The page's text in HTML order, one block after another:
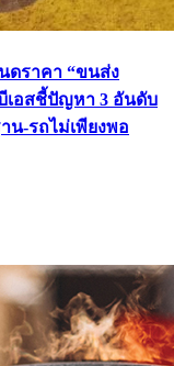
ดราคา “ขนส่ง
เอสชี้ปัญหา 3 อันดับ
น-รถไม่เพียงพอ